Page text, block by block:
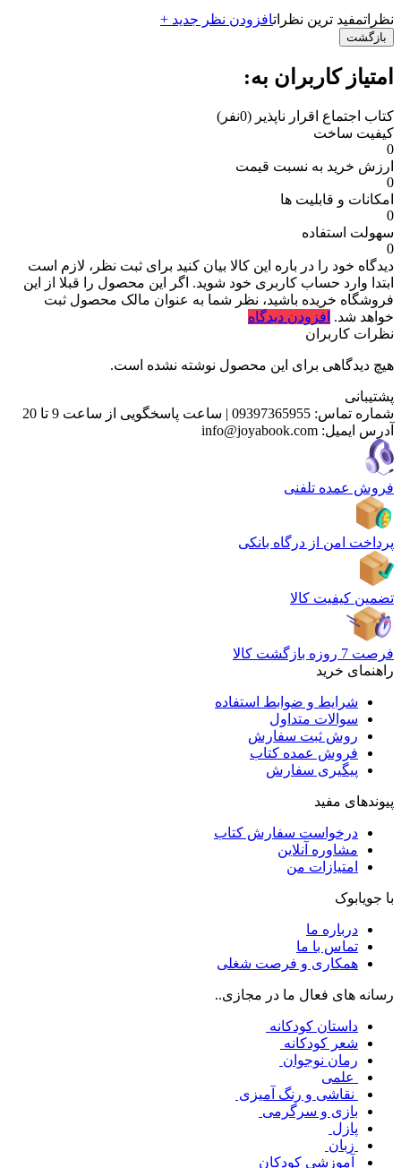
نظراتمفید ترین نظراتافزودن نظر جدید +
بازگشت
امتیاز کاربران به:
کتاب اجتماع اقرار ناپذیر (0نفر)
کیفیت ساخت
0
ارزش خرید به نسبت قیمت
0
امکانات و قابلیت ها
0
سهولت استفاده
0
دیدگاه خود را در باره این کالا بیان کنید برای ثبت نظر، لازم است
ابتدا وارد حساب کاربری خود شوید. اگر این محصول را قبلا از این
فروشگاه خریده باشید، نظر شما به عنوان مالک محصول ثبت
خواهد شد. افزودن دیدگاه
نظرات کاربران
هیچ دیدگاهی برای این محصول نوشته نشده است.
پشتیبانی
شماره تماس: 09397365955
| ساعت پاسخگویی از ساعت 9 تا 20
آدرس ایمیل: info@joyabook.com
فروش عمده تلفنی
پرداخت امن از درگاه بانکی
تضمین کیفیت کالا
فرصت 7 روزه بازگشت کالا
راهنمای خرید
شرایط و ضوابط استفاده
سوالات متداول
روش ثبت سفارش
فروش عمده کتاب
پیگیری سفارش
پیوندهای مفید
درخواست سفارش کتاب
مشاوره آنلاین
امتیازات من
با جویابوک
درباره ما
تماس با ما
همکاری و فرصت شغلی
رسانه های فعال ما در مجازی..
داستان کودکانه
شعر کودکانه
رمان نوجوان
علمی
نقاشی و رنگ آمیزی
بازی و سرگرمی
پازل
زبان
آموزشی کودکان